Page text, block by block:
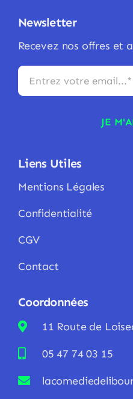
Newsletter
Recevez nos offres et
JE
Liens Utiles
Mentions Légales
Confidentialité
CGV
Contact
Coordonnées
11 Route de
05 47 74 03 15